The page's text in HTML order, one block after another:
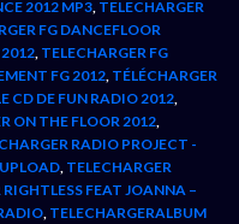
2012 MP3 TELECHARGER
FG DANCEFLOOR
2012 TELECHARGER FG
FG 2012 TÉLÉCHARGER
CD DE FUN RADIO 2012
ON THE FLOOR 2012
RADIO PROJECT -
TELECHARGER
RIGHTLESS FEAT JOANNA –
TELECHARGERALBUM